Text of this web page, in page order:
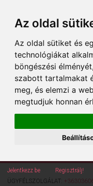
Az oldal
Az oldal sütiket és
technológiákat
böngészési
szabott tartalmakat
meg, és elemzi a
megtudjuk honnan
Jelentkezz be
Regisztrálj!
ÜGYFÉLSZOLGÁLAT: